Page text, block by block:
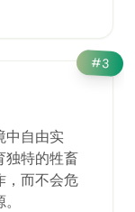
#3
中自由实
独特的牲畜
，而不会危